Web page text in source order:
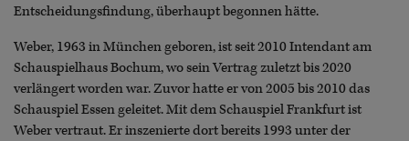
Entscheidungsfindung, überhaupt begonnen hätte.
Weber, 1963 in München geboren, ist seit 2010 Intendant am
Schauspielhaus Bochum, wo sein Vertrag zuletzt bis 2020
verlängert worden war. Zuvor hatte er von 2005 bis 2010 das
Schauspiel Essen geleitet. Mit dem Schauspiel Frankfurt ist
Weber vertraut. Er inszenierte dort bereits 1993 unter der